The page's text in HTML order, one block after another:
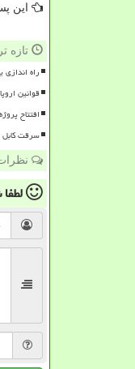
این
تازه
راه
قوانین
افتتاح
سرقت کابل ۱۵۰ میلیارد تومان خسارت زد